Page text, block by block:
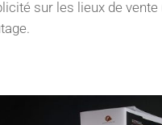
sur les lieux de vente